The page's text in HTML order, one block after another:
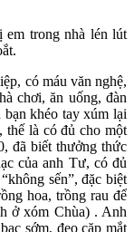
em trong nhà lén lút
có máu văn nghệ,
chơi, ăn uống, đàn
bạn khéo tay xúm lại
thế là có đủ cho một
đã biết thưởng thức
của anh Tư, có đủ
sến”, đặc biệt
hoa, trồng rau để
ở xóm Chùa) . Anh
sớm, đeo cặp mắt